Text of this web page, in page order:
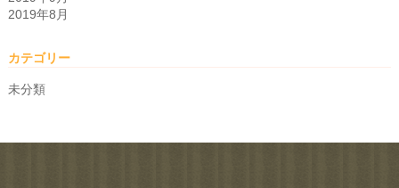
2019年8月
カテゴリー
未分類